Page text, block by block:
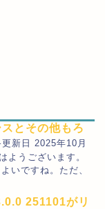
とその他もろ
新日 2025年10月
うございます。
いですね。ただ、
251101がリ